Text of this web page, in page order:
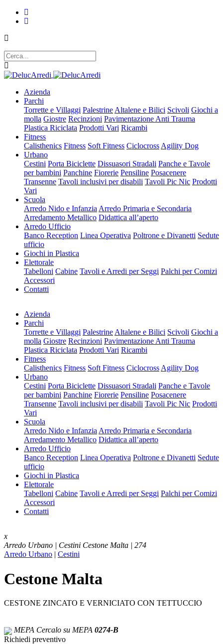
Azienda
Parchi
Torrette e Villaggi Palestrine Altalene e Bilici Scivoli Giochi a
molla Giostre Recinzioni Pavimentazione Anti Trauma
Plastica Riciclata Prodotti Vari Ricambi
Fitness
Calisthenics Fitness Soft Fitness Ciclocross Agility Dog
Urbano
Cestini Porta Biciclette Dissuasori Stradali Panche e Tavole
per bambini Panchine Fiorerie Pensiline Posacenere
Transenne Tavoli inclusivi per disabili Tavoli Pic Nic Prodotti
Vari
Scuola
Arredo Nido e Infanzia Arredo Primaria e Secondaria
Arredamento Metallico Didattica all’aperto
Arredo Ufficio
Banco Reception Linea Operativa Poltrone e Divanetti Sedute
ufficio
Giochi in Plastica
Elettorale
Tabelloni Cabine Tavoli e Arredi per Seggi Palchi per Comizi
Accessori
Contatti
Azienda
Parchi
Torrette e Villaggi Palestrine Altalene e Bilici Scivoli Giochi a
molla Giostre Recinzioni Pavimentazione Anti Trauma
Plastica Riciclata Prodotti Vari Ricambi
Fitness
Calisthenics Fitness Soft Fitness Ciclocross Agility Dog
Urbano
Cestini Porta Biciclette Dissuasori Stradali Panche e Tavole
per bambini Panchine Fiorerie Pensiline Posacenere
Transenne Tavoli inclusivi per disabili Tavoli Pic Nic Prodotti
Vari
Scuola
Arredo Nido e Infanzia Arredo Primaria e Secondaria
Arredamento Metallico Didattica all’aperto
Arredo Ufficio
Banco Reception Linea Operativa Poltrone e Divanetti Sedute
ufficio
Giochi in Plastica
Elettorale
Tabelloni Cabine Tavoli e Arredi per Seggi Palchi per Comizi
Accessori
Contatti
x
Arredo Urbano | Cestini Cestone Malta | 274
Arredo Urbano | Cestini
Cestone Malta
CESTONE ZINCATO E VERNICIATO CON TETTUCCIO
MEPA Cercalo su MEPA 0274-B
Richiedi preventivo